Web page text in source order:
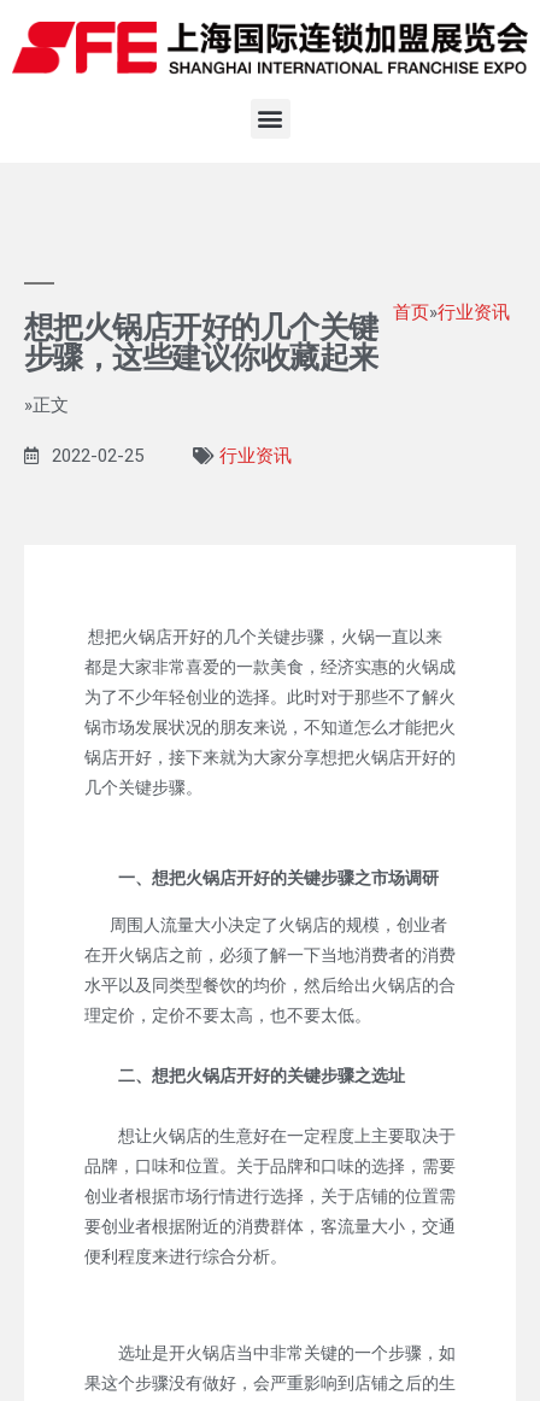
想把火锅店开好的几个关键
步骤，这些建议你收藏起来
首页»行业资讯
»正文
2022-02-25 行业资讯
想把火锅店开好的几个关键步骤，火锅一直以来
都是大家非常喜爱的一款美食，经济实惠的火锅成
为了不少年轻创业的选择。此时对于那些不了解火
锅市场发展状况的朋友来说，不知道怎么才能把火
锅店开好，接下来就为大家分享想把火锅店开好的
几个关键步骤。
一、想把火锅店开好的关键步骤之市场调研
周围人流量大小决定了火锅店的规模，创业者
在开火锅店之前，必须了解一下当地消费者的消费
水平以及同类型餐饮的均价，然后给出火锅店的合
理定价，定价不要太高，也不要太低。
二、想把火锅店开好的关键步骤之选址
想让火锅店的生意好在一定程度上主要取决于
品牌，口味和位置。关于品牌和口味的选择，需要
创业者根据市场行情进行选择，关于店铺的位置需
要创业者根据附近的消费群体，客流量大小，交通
便利程度来进行综合分析。
选址是开火锅店当中非常关键的一个步骤，如
果这个步骤没有做好，会严重影响到店铺之后的生